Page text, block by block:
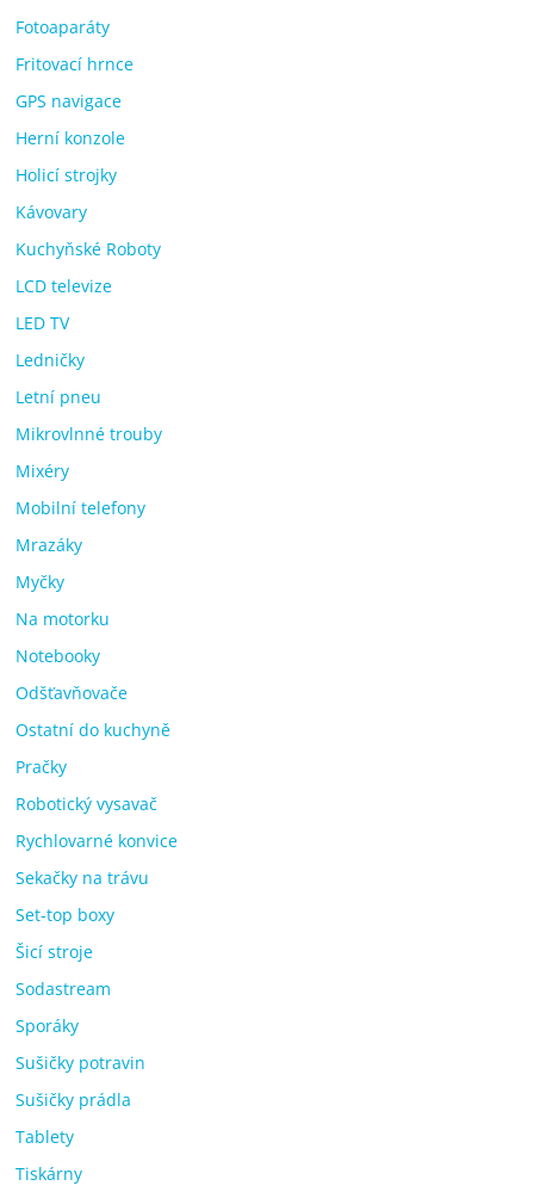
Fotoaparáty
Fritovací hrnce
GPS navigace
Herní konzole
Holicí strojky
Kávovary
Kuchyňské Roboty
LCD televize
LED TV
Ledničky
Letní pneu
Mikrovlnné trouby
Mixéry
Mobilní telefony
Mrazáky
Myčky
Na motorku
Notebooky
Odšťavňovače
Ostatní do kuchyně
Pračky
Robotický vysavač
Rychlovarné konvice
Sekačky na trávu
Set-top boxy
Šicí stroje
Sodastream
Sporáky
Sušičky potravin
Sušičky prádla
Tablety
Tiskárny